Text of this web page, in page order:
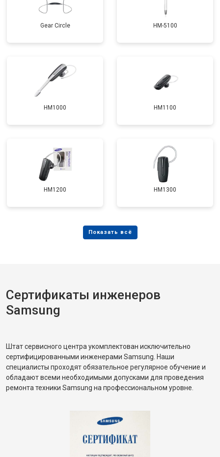
Gear Circle HM-5100
HM1000 HM1100
HM1200 HM1300
Сертификаты инженеров
Samsung
Штат сервисного центра укомплектован исключительно
сертифицированными инженерами Samsung. Наши
специалисты проходят обязательное регулярное обучение и
обладают всеми необходимыми допусками для проведения
ремонта техники Samsung на профессиональном уровне.